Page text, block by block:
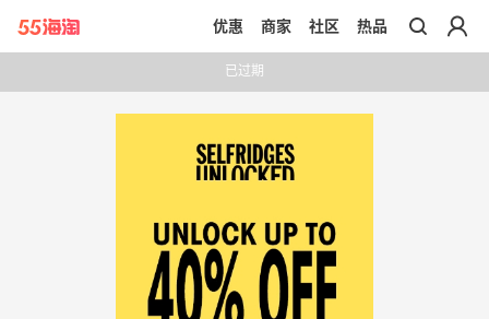
带你去官网买正品
优惠 商家 社区 热品
已过期